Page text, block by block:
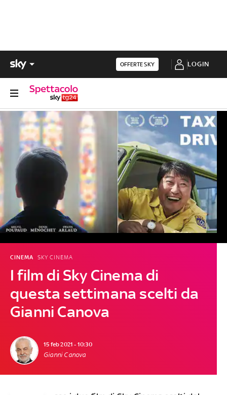
OFFERTE SKY LOGIN
I film di Sky Cinema di
questa settimana scelti da
Gianni Canova
CINEMA SKY CINEMA
15 feb 2021 - 10:30
Gianni Canova